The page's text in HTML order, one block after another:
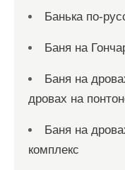
Банька по-
Баня на
Баня на
дровах на
Баня на
комплекс